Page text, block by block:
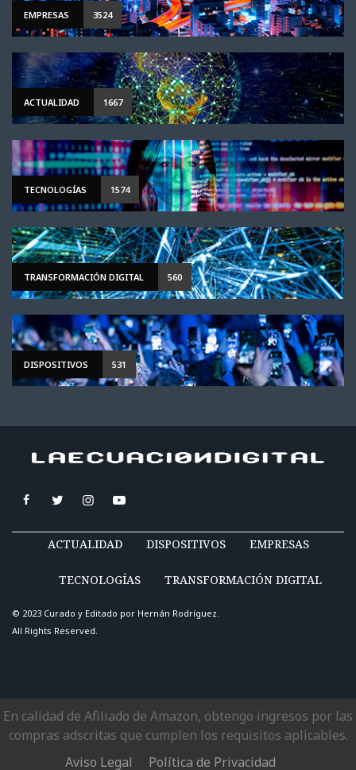
EMPRESAS 3524
ACTUALIDAD 1667
TECNOLOGÍAS 1574
TRANSFORMACIÓN DIGITAL 560
DISPOSITIVOS 531
ACTUALIDAD DISPOSITIVOS EMPRESAS
TECNOLOGÍAS TRANSFORMACIÓN DIGITAL
© 2023 Curado y Editado por Hernán Rodríguez.
All Rights Reserved.
En calidad de Afiliado de Amazon, obtengo ingresos por las
compras adscritas que cumplen los requisitos aplicables.
Aviso Legal
Política de Privacidad